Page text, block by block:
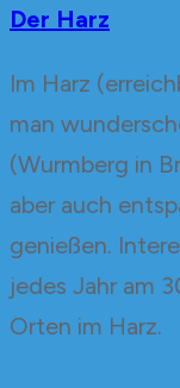
Der Harz
Im Harz
man
(Wurmberg in
aber auch
genießen.
jedes Jahr am
Orten im Harz.